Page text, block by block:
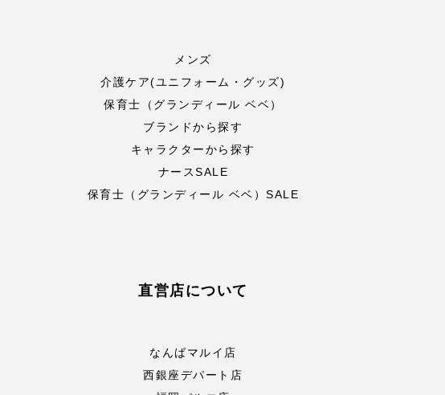
メンズ
介護ケア(ユニフォーム・グッズ)
保育士（グランディール ベベ）
ブランドから探す
キャラクターから探す
ナースSALE
保育士（グランディール ベベ）SALE
直営店について
なんばマルイ店
西銀座デパート店